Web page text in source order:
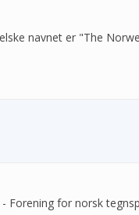
navnet er "The
Forening for norsk